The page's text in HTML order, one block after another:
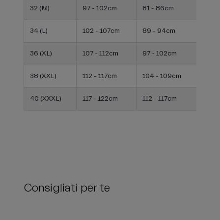
32 (M) 97 - 102cm 81 - 86cm
34 (L) 102 - 107cm 89 - 94cm
36 (XL) 107 - 112cm 97 - 102cm
38 (XXL) 112 - 117cm 104 - 109cm
40 (XXXL) 117 - 122cm 112 - 117cm
Consigliati per te